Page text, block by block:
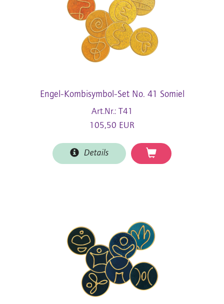
Engel-Kombisymbol-Set No. 41 Somiel
Art.Nr.: T41
105,50 EUR
Details